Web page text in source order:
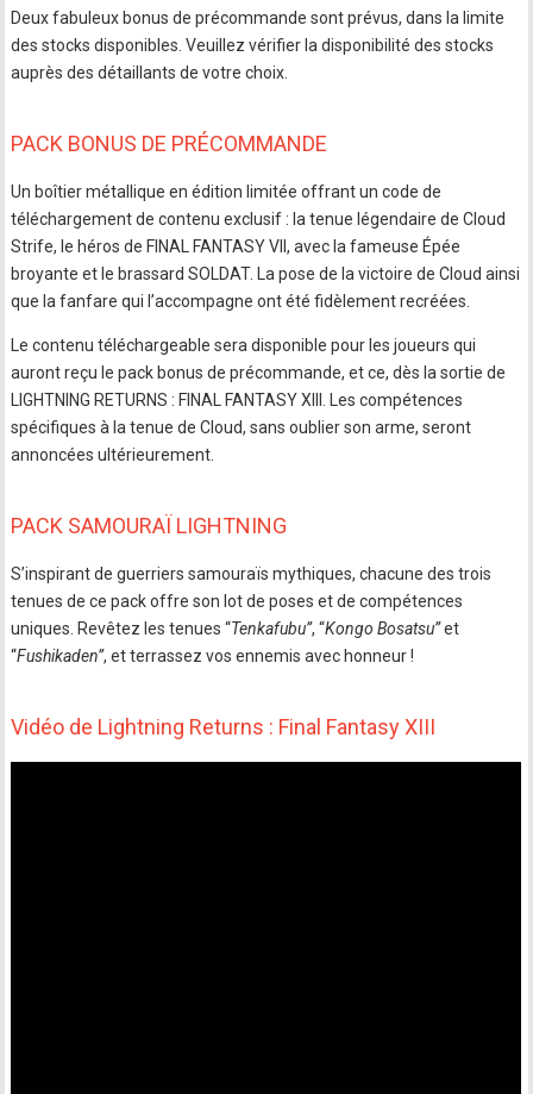
Deux fabuleux bonus de précommande sont prévus, dans la limite
des stocks disponibles. Veuillez vérifier la disponibilité des stocks
auprès des détaillants de votre choix.
PACK BONUS DE PRÉCOMMANDE
Un boîtier métallique en édition limitée offrant un code de
téléchargement de contenu exclusif : la tenue légendaire de Cloud
Strife, le héros de FINAL FANTASY VII, avec la fameuse Épée
broyante et le brassard SOLDAT. La pose de la victoire de Cloud ainsi
que la fanfare qui l’accompagne ont été fidèlement recréées.
Le contenu téléchargeable sera disponible pour les joueurs qui
auront reçu le pack bonus de précommande, et ce, dès la sortie de
LIGHTNING RETURNS : FINAL FANTASY XIII. Les compétences
spécifiques à la tenue de Cloud, sans oublier son arme, seront
annoncées ultérieurement.
PACK SAMOURAÏ LIGHTNING
S’inspirant de guerriers samouraïs mythiques, chacune des trois
tenues de ce pack offre son lot de poses et de compétences
uniques. Revêtez les tenues “Tenkafubu”, “Kongo Bosatsu”et
“Fushikaden”, et terrassez vos ennemis avec honneur !
Vidéo de Lightning Returns : Final Fantasy XIII